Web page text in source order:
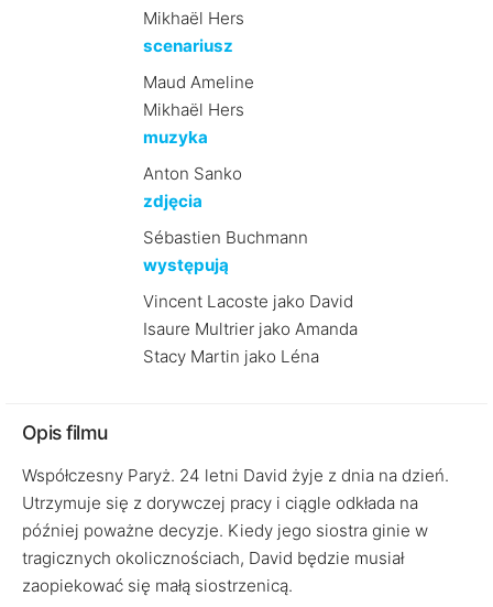
Mikhaël Hers
scenariusz
Maud Ameline
Mikhaël Hers
muzyka
Anton Sanko
zdjęcia
Sébastien Buchmann
występują
Vincent Lacoste jako David
Isaure Multrier jako Amanda
Stacy Martin jako Léna
Opis filmu
Współczesny Paryż. 24 letni David żyje z dnia na dzień.
Utrzymuje się z dorywczej pracy i ciągle odkłada na
później poważne decyzje. Kiedy jego siostra ginie w
tragicznych okolicznościach, David będzie musiał
zaopiekować się małą siostrzenicą.